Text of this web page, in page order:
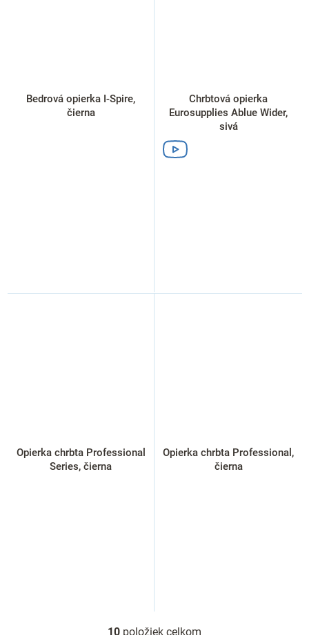
Bedrová opierka I-Spire,
čierna
Chrbtová opierka
Eurosupplies Ablue Wider,
sivá
Opierka chrbta Professional
Series, čierna
Opierka chrbta Professional,
čierna
10 položiek celkom